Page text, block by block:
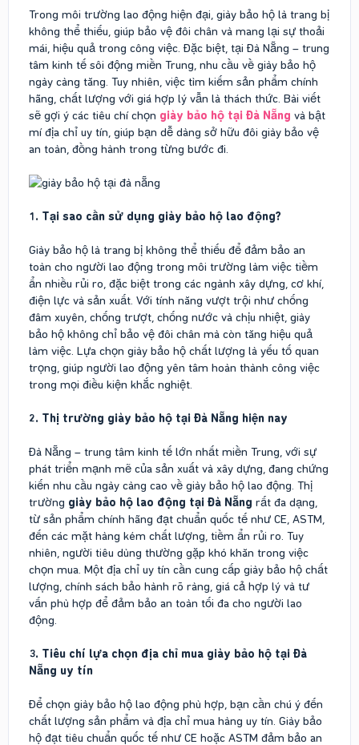
r
Trong môi trường lao động hiện đại, giày bảo hộ là trang bị
không thể thiếu, giúp bảo vệ đôi chân và mang lại sự thoải
mái, hiệu quả trong công việc. Đặc biệt, tại Đà Nẵng – trung
tâm kinh tế sôi động miền Trung, nhu cầu về giày bảo hộ
ngày càng tăng. Tuy nhiên, việc tìm kiếm sản phẩm chính
hãng, chất lượng với giá hợp lý vẫn là thách thức. Bài viết
sẽ gợi ý các tiêu chí chọn giày bảo hộ tại Đà Nẵng và bật
mí địa chỉ uy tín, giúp bạn dễ dàng sở hữu đôi giày bảo vệ
an toàn, đồng hành trong từng bước đi.
1. Tại sao cần sử dụng giày bảo hộ lao động?
Giày bảo hộ là trang bị không thể thiếu để đảm bảo an
toàn cho người lao động trong môi trường làm việc tiềm
ẩn nhiều rủi ro, đặc biệt trong các ngành xây dựng, cơ khí,
điện lực và sản xuất. Với tính năng vượt trội như chống
đâm xuyên, chống trượt, chống nước và chịu nhiệt, giày
bảo hộ không chỉ bảo vệ đôi chân mà còn tăng hiệu quả
làm việc. Lựa chọn giày bảo hộ chất lượng là yếu tố quan
trọng, giúp người lao động yên tâm hoàn thành công việc
trong mọi điều kiện khắc nghiệt.
2. Thị trường giày bảo hộ tại Đà Nẵng hiện nay
Đà Nẵng – trung tâm kinh tế lớn nhất miền Trung, với sự
phát triển mạnh mẽ của sản xuất và xây dựng, đang chứng
kiến nhu cầu ngày càng cao về giày bảo hộ lao động. Thị
trường giày bảo hộ lao động tại Đà Nẵng rất đa dạng,
từ sản phẩm chính hãng đạt chuẩn quốc tế như CE, ASTM,
đến các mặt hàng kém chất lượng, tiềm ẩn rủi ro. Tuy
nhiên, người tiêu dùng thường gặp khó khăn trong việc
chọn mua. Một địa chỉ uy tín cần cung cấp giày bảo hộ chất
lượng, chính sách bảo hành rõ ràng, giá cả hợp lý và tư
vấn phù hợp để đảm bảo an toàn tối đa cho người lao
động.
3. Tiêu chí lựa chọn địa chỉ mua giày bảo hộ tại Đà
Nẵng uy tín
Để chọn giày bảo hộ lao động phù hợp, bạn cần chú ý đến
chất lượng sản phẩm và địa chỉ mua hàng uy tín. Giày bảo
hộ đạt tiêu chuẩn quốc tế như CE hoặc ASTM đảm bảo an